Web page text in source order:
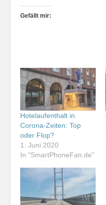
Gefällt mir:
Hotelaufenthalt in
Corona-Zeiten: Top
oder Flop?
1. Juni 2020
In "SmartPhoneFan.de"